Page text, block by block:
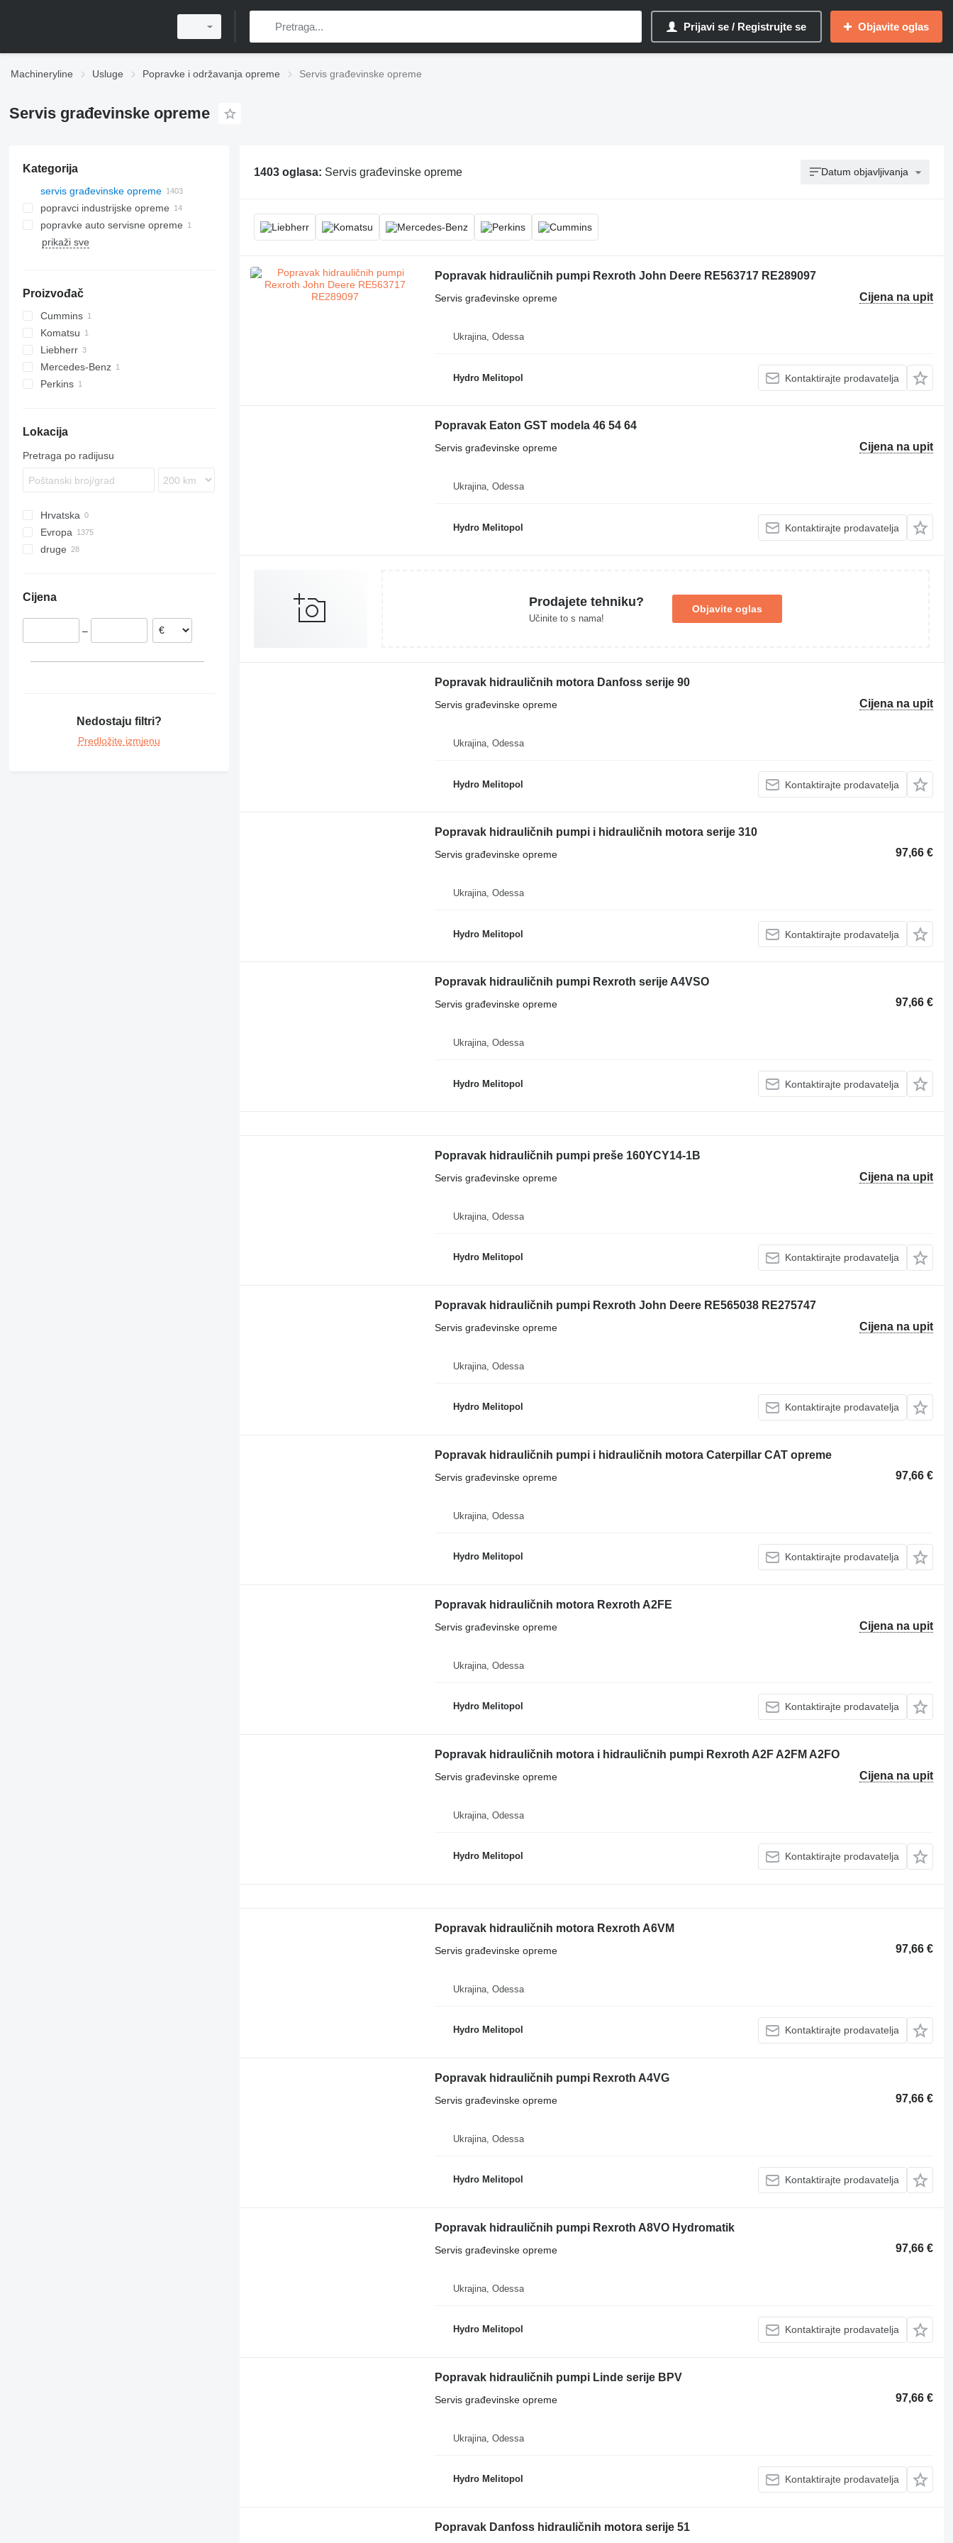
Prijavi se / Registrujte se Objavite oglas
Machineryline Usluge Popravke i održavanja opreme Servis građevinske opreme
Servis građevinske opreme
Kategorija
servis građevinske opreme
popravci industrijske opreme
popravke auto servisne opreme
prikaži sve
Proizvođač
Cummins
Komatsu
Liebherr
Mercedes-Benz
Perkins
Lokacija
Pretraga po radijusu
Hrvatska
Evropa
Rumunjska
druge
Cijena
–
Nedostaju filtri?
Predložite izmjenu
1403 oglasa: Servis građevinske opreme Datum objavljivanja
Popravak hidrauličnih pumpi Rexroth John Deere RE563717 RE289097
Cijena na upit
Servis građevinske opreme
Ukrajina, Odessa
Hydro Melitopol Kontaktirajte prodavatelja
Popravak Eaton GST modela 46 54 64
Cijena na upit
Servis građevinske opreme
Ukrajina, Odessa
Hydro Melitopol Kontaktirajte prodavatelja
Prodajete tehniku?
Učinite to s nama!
Objavite oglas
Popravak hidrauličnih motora Danfoss serije 90
Cijena na upit
Servis građevinske opreme
Ukrajina, Odessa
Hydro Melitopol Kontaktirajte prodavatelja
Popravak hidrauličnih pumpi i hidrauličnih motora serije 310
97,66 €
Servis građevinske opreme
Ukrajina, Odessa
Hydro Melitopol Kontaktirajte prodavatelja
Popravak hidrauličnih pumpi Rexroth serije A4VSO
97,66 €
Servis građevinske opreme
Ukrajina, Odessa
Hydro Melitopol Kontaktirajte prodavatelja
Popravak hidrauličnih pumpi preše 160YCY14-1B
Cijena na upit
Servis građevinske opreme
Ukrajina, Odessa
Hydro Melitopol Kontaktirajte prodavatelja
Popravak hidrauličnih pumpi Rexroth John Deere RE565038 RE275747
Cijena na upit
Servis građevinske opreme
Ukrajina, Odessa
Hydro Melitopol Kontaktirajte prodavatelja
Popravak hidrauličnih pumpi i hidrauličnih motora Caterpillar CAT opreme
97,66 €
Servis građevinske opreme
Ukrajina, Odessa
Hydro Melitopol Kontaktirajte prodavatelja
Popravak hidrauličnih motora Rexroth A2FE
Cijena na upit
Servis građevinske opreme
Ukrajina, Odessa
Hydro Melitopol Kontaktirajte prodavatelja
Popravak hidrauličnih motora i hidrauličnih pumpi Rexroth A2F A2FM A2FO
Cijena na upit
Servis građevinske opreme
Ukrajina, Odessa
Hydro Melitopol Kontaktirajte prodavatelja
Popravak hidrauličnih motora Rexroth A6VM
97,66 €
Servis građevinske opreme
Ukrajina, Odessa
Hydro Melitopol Kontaktirajte prodavatelja
Popravak hidrauličnih pumpi Rexroth A4VG
97,66 €
Servis građevinske opreme
Ukrajina, Odessa
Hydro Melitopol Kontaktirajte prodavatelja
Popravak hidrauličnih pumpi Rexroth A8VO Hydromatik
97,66 €
Servis građevinske opreme
Ukrajina, Odessa
Hydro Melitopol Kontaktirajte prodavatelja
Popravak hidrauličnih pumpi Linde serije BPV
97,66 €
Servis građevinske opreme
Ukrajina, Odessa
Hydro Melitopol Kontaktirajte prodavatelja
Popravak Danfoss hidrauličnih motora serije 51